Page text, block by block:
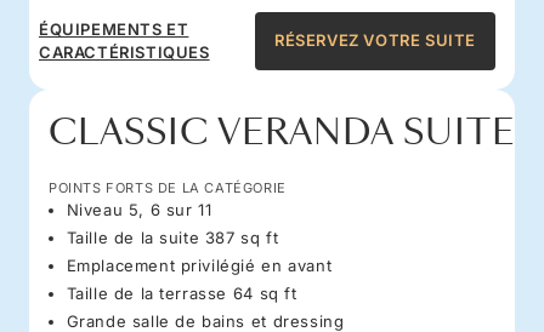
ÉQUIPEMENTS ET
CARACTÉRISTIQUES
RÉSERVEZ VOTRE SUITE
CLASSIC VERANDA SUITE
POINTS FORTS DE LA CATÉGORIE
Niveau 5, 6 sur 11
Taille de la suite 387 sq ft
Emplacement privilégié en avant
Taille de la terrasse 64 sq ft
Grande salle de bains et dressing